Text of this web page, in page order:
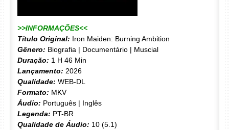
>>INFORMAÇÕES<<
Título Original: Iron Maiden: Burning Ambition
Gênero: Biografia | Documentário | Muscial
Duração: 1 H 46 Min
Lançamento: 2026
Qualidade: WEB-DL
Formato: MKV
Áudio: Português | Inglês
Legenda: PT-BR
Qualidade de Áudio: 10 (5.1)